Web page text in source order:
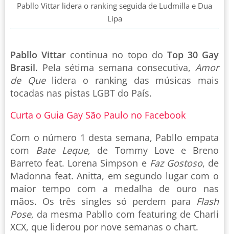
Pabllo Vittar lidera o ranking seguida de Ludmilla e Dua
Lipa
Pabllo Vittar continua no topo do Top 30 Gay
Brasil. Pela sétima semana consecutiva, Amor
de Quelidera o ranking das músicas mais
tocadas nas pistas LGBT do País.
Curta o Guia Gay São Paulo no Facebook
Com o número 1 desta semana, Pabllo empata
com Bate Leque, de Tommy Love e Breno
Barreto feat. Lorena Simpson e Faz Gostoso, de
Madonna feat. Anitta, em segundo lugar com o
maior tempo com a medalha de ouro nas
mãos. Os três singles só perdem para Flash
Pose, da mesma Pabllo com featuring de Charli
XCX, que liderou por nove semanas o chart.